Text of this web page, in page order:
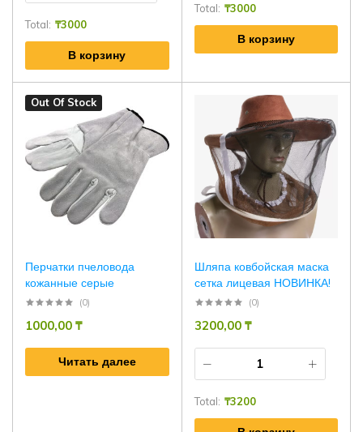
Total: ₸3000
В корзину
Total: ₸3000
В корзину
Out Of Stock
Перчатки пчеловода
кожанные серые
(0)
1000,00 ₸
Читать далее
Шляпа ковбойская маска
сетка лицевая НОВИНКА!
(0)
3200,00 ₸
Total: ₸3200